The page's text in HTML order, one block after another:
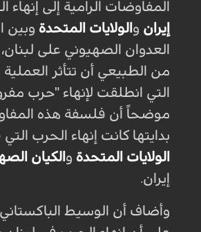
المفاوضات الرامية إلى إنهاء
إيران و الولايات المتحدة وبين
العدوان الصهيوني على
من الطبيعي أن تتأثر العملية
التي انطلقت لإنهاء "حرب
موضحاً أن فلسفة هذه
بدايتها كانت إنهاء الحرب
الولايات المتحدة و الكيان
إيران.
وأضاف أن الوسيط الباكستاني